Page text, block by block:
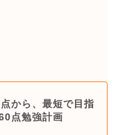
から、最短で目指
点勉強計画